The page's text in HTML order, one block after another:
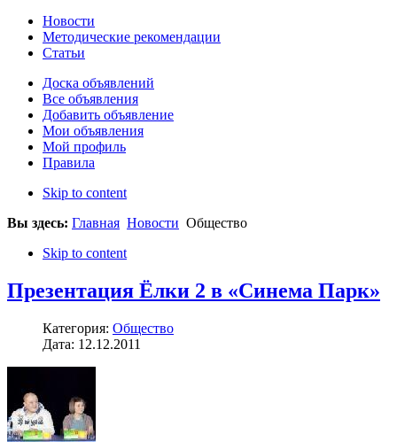
Новости
Методические рекомендации
Статьи
Доска объявлений
Все объявления
Добавить объявление
Мои объявления
Мой профиль
Правила
Skip to content
Вы здесь: Главная Новости Общество
Skip to content
Презентация Ёлки 2 в «Синема Парк»
Категория: Общество
Дата: 12.12.2011